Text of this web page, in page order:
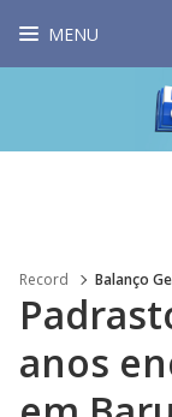
MENU
Record Balanço
anos